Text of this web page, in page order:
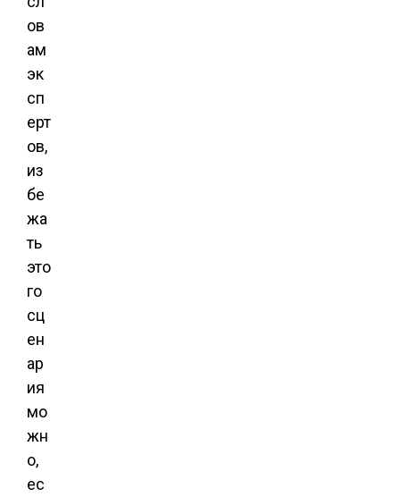
ов
ам
эк
сп
ерт
ов,
из
бе
жа
ть
это
го
сц
ен
ар
ия
мо
жн
о,
ес